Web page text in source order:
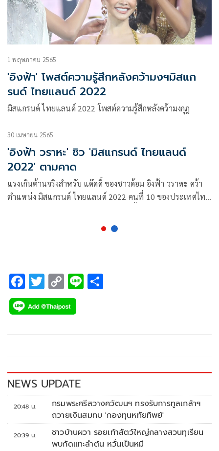
1 พฤษภาคม 2565
'อิงฟ้า' โพสต์ความรู้สึกหลังคว้ามงฯมิสแก
รนด์ ไทยแลนด์ 2022
มิสแกรนด์ ไทยแลนด์ 2022 โพสต์ความรู้สึกหลังคว้ามงกุฎ
30 เมษายน 2565
'อิงฟ้า วราหะ' ซิว 'มิสแกรนด์ ไทยแลนด์
2022' ตามคาด
แรงเกินต้านจริงสำหรับ แด๊ดดี้ ของชาวด้อม อิงฟ้า วราหะ คว้า
ตำแหน่ง มิสแกรนด์ ไทยแลนด์ 2022 คนที่ 10 ของประเทศไทย
เซ่น มิสแกรนด์ภูเก็ต ไปแบบเฉียดฉิว สวยครบทั้ง 3B ท่ามกลาง
F
ac
e
k
T
wi
tt
C
o
p
k
Li
NEWS UPDATE
20:48 น.
กรมพระศรีสวางควัฒนฯ ทรงรับการทูลเกล้าฯ
ถวายเงินสมทบ 'กองทุนหทัยทิพย์'
20:39 น.
ชาวบ้านผวา รอยเท้าสัตว์ใหญ่กลางสวนทุเรียน
พบกัดแทะลำต้น หวั่นเป็นหมี